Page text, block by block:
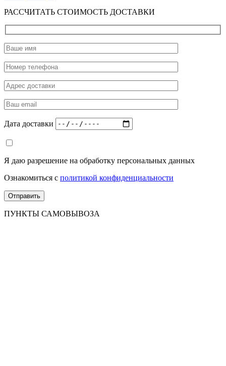
РАССЧИТАТЬ СТОИМОСТЬ ДОСТАВКИ
Дата доставки
Я даю разрешение на обработку персональных данных
Ознакомиться с политикой конфиденциальности
ПУНКТЫ САМОВЫВОЗА